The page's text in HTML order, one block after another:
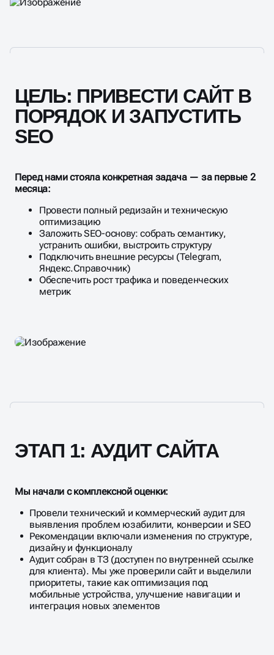
ЦЕЛЬ: ПРИВЕСТИ САЙТ В
ПОРЯДОК И ЗАПУСТИТЬ
SEO
Перед нами стояла конкретная задача — за первые 2
месяца:
Провести полный редизайн и техническую
оптимизацию
Заложить SEO-основу: собрать семантику,
устранить ошибки, выстроить структуру
Подключить внешние ресурсы (Telegram,
Яндекс.Справочник)
Обеспечить рост трафика и поведенческих
метрик
ЭТАП 1: АУДИТ САЙТА
Мы начали с комплексной оценки:
Провели технический и коммерческий аудит для
выявления проблем юзабилити, конверсии и SEO
Рекомендации включали изменения по структуре,
дизайну и функционалу
Аудит собран в ТЗ (доступен по внутренней ссылке
для клиента). Мы уже проверили сайт и выделили
приоритеты, такие как оптимизация под
мобильные устройства, улучшение навигации и
интеграция новых элементов